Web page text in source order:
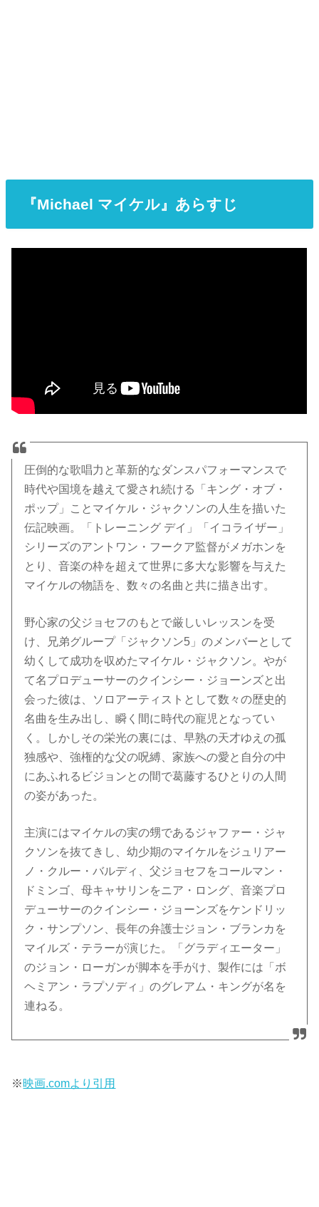
『Michael マイケル』あらすじ
圧倒的な歌唱力と革新的なダンスパフォーマンスで
時代や国境を越えて愛され続ける「キング・オブ・
ポップ」ことマイケル・ジャクソンの人生を描いた
伝記映画。「トレーニング デイ」「イコライザー」
シリーズのアントワン・フークア監督がメガホンを
とり、音楽の枠を超えて世界に多大な影響を与えた
マイケルの物語を、数々の名曲と共に描き出す。
野心家の父ジョセフのもとで厳しいレッスンを受
け、兄弟グループ「ジャクソン5」のメンバーとして
幼くして成功を収めたマイケル・ジャクソン。やが
て名プロデューサーのクインシー・ジョーンズと出
会った彼は、ソロアーティストとして数々の歴史的
名曲を生み出し、瞬く間に時代の寵児となってい
く。しかしその栄光の裏には、早熟の天才ゆえの孤
独感や、強権的な父の呪縛、家族への愛と自分の中
にあふれるビジョンとの間で葛藤するひとりの人間
の姿があった。
主演にはマイケルの実の甥であるジャファー・ジャ
クソンを抜てきし、幼少期のマイケルをジュリアー
ノ・クルー・バルディ、父ジョセフをコールマン・
ドミンゴ、母キャサリンをニア・ロング、音楽プロ
デューサーのクインシー・ジョーンズをケンドリッ
ク・サンプソン、長年の弁護士ジョン・ブランカを
マイルズ・テラーが演じた。「グラディエーター」
のジョン・ローガンが脚本を手がけ、製作には「ボ
ヘミアン・ラプソディ」のグレアム・キングが名を
連ねる。
※映画.comより引用